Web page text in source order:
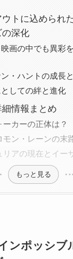
トに込められ
の深化
画の中でも異彩
・ハントの成長
しての絆と進化
情報まとめ
ーカーの正体は？
モン・レーンの末
リアの現在とイー
もっと見る
ンポッシブ